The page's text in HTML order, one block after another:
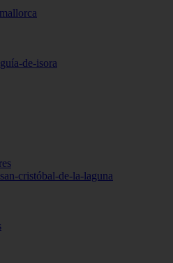
de-isora
cristóbal-de-la-laguna